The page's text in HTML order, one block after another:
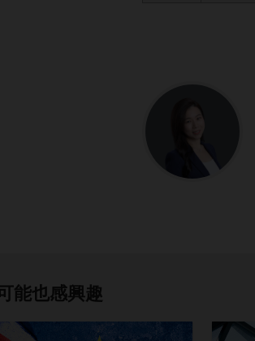
能也感興趣